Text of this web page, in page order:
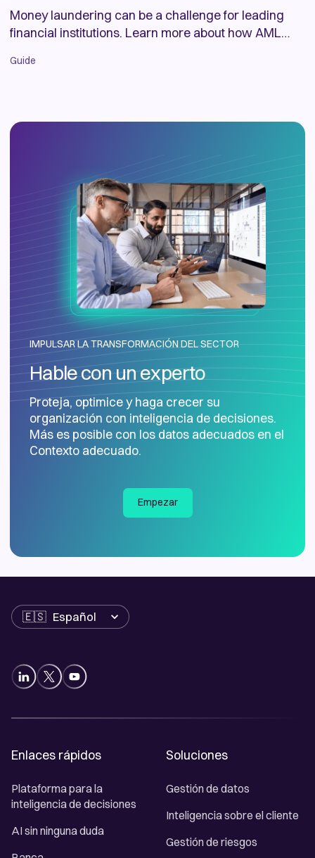
Money laundering can be a challenge for leading
financial institutions. Learn more about how AML
Guide
IMPULSAR LA TRANSFORMACIÓN DEL SECTOR
Hable con un experto
Proteja, optimice y haga crecer su
organización con inteligencia de decisiones.
Más es posible con los datos adecuados en el
Contexto adecuado.
Empezar
Idioma
Enlaces rápidos
Plataforma para la
inteligencia de decisiones
AI sin ninguna duda
Soluciones
Gestión de datos
Inteligencia sobre el cliente
Gestión de riesgos